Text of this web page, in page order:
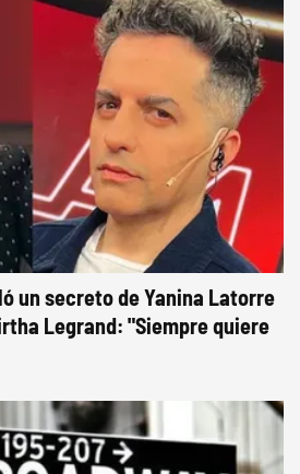
un secreto de Yanina Latorre
Legrand: "Siempre quiere